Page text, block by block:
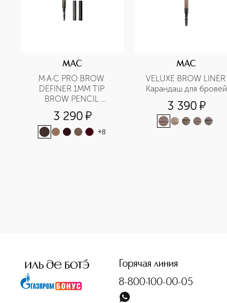
MAC
M·A·C PRO BROW
DEFINER 1MM TIP
BROW PENCIL
Карандаш для бровей
3 290¤
+8
MAC
VELUXE BROW LINER
Карандаш для бровей
3 390¤
Горячая линия
8-800-100-00-05